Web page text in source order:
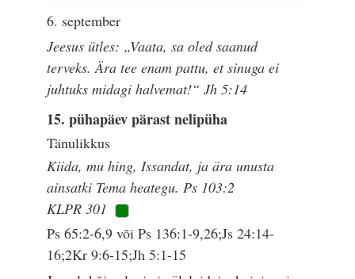
6. september
Jeesus ütles: „Vaata, sa oled saanud
terveks. Ära tee enam pattu, et sinuga ei
juhtuks midagi halvemat!“ Jh 5:14
15. pühapäev pärast nelipüha
Tänulikkus
Kiida, mu hing, Issandat, ja ära unusta
ainsatki Tema heategu. Ps 103:2
KLPR 301
Ps 65:2-6,9 või Ps 136:1-9,26;Js 24:14-
16;2Kr 9:6-15;Jh 5:1-15